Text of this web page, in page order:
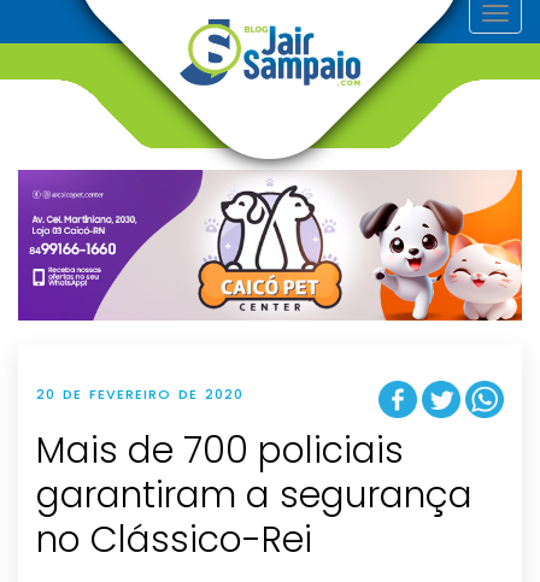
T
o
v
g
t
i
o
n
20 DE FEVEREIRO DE 2020
Mais de 700 policiais
garantiram a segurança
no Clássico-Rei